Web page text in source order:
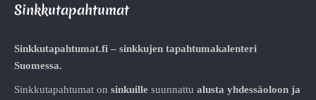
Sinkkutapahtumat
Sinkkutapahtumat.fi – sinkkujen tapahtumakalenteri
Suomessa.
Sinkkutapahtumat on sinkuille suunnattu alusta yhdessäoloon ja